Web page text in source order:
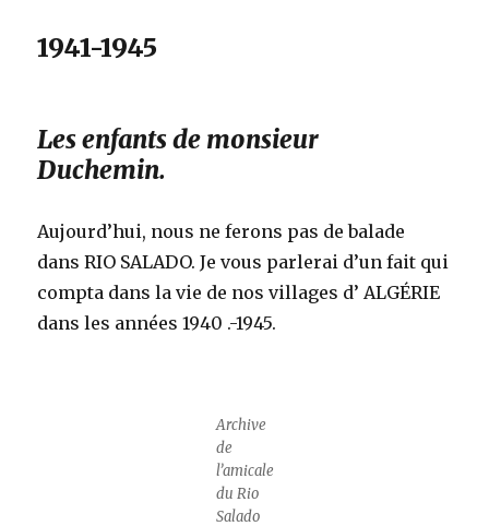
1941-1945
Les enfants de monsieur
Duchemin.
Aujourd’hui, nous ne ferons pas de balade
dans RIO SALADO. Je vous parlerai d’un fait qui
compta dans la vie de nos villages d’ ALGÉRIE
dans les années 1940 .-1945.
Archive
de
l’amicale
du Rio
Salado